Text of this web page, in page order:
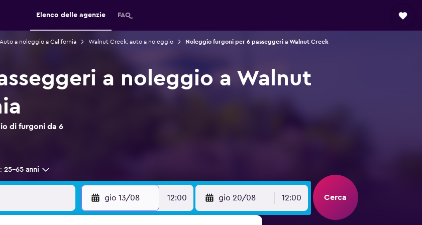
Elenco delle agenzie FAQ
Auto a noleggio a California Walnut Creek: auto a noleggio Noleggio furgoni per 6 passeggeri a Walnut Creek
a noleggio a Walnut
di furgoni da 6
25-65 anni
gio 13/08 12:00 gio 20/08 12:00 Cerca